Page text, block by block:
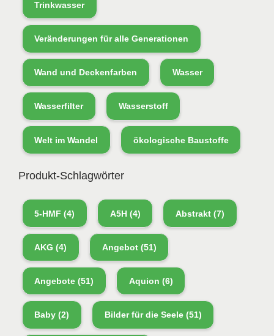
Trinkwasser
Veränderungen für alle Generationen
Wand und Deckenfarben Wasser
Wasserfilter Wasserstoff
Welt im Wandel ökologische Baustoffe
Produkt-Schlagwörter
5-HMF (4) A5H(4) Abstrakt(7)
AKG (4) Angebot(51)
Angebote (51) Aquion (6)
Baby (2) Bilder für die Seele(51)